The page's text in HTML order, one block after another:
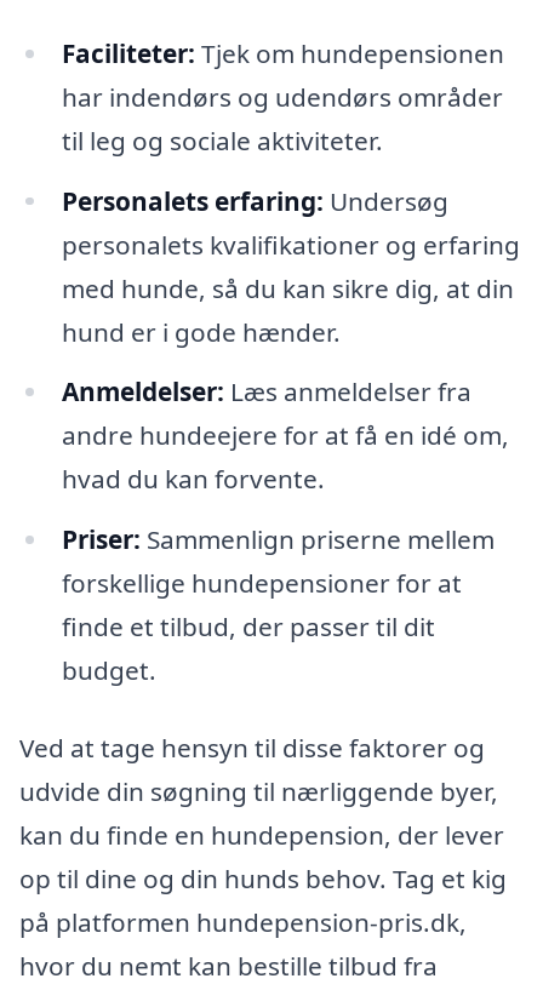
Faciliteter: Tjek om hundepensionen
har indendørs og udendørs områder
til leg og sociale aktiviteter.
Personalets erfaring: Undersøg
personalets kvalifikationer og erfaring
med hunde, så du kan sikre dig, at din
hund er i gode hænder.
Anmeldelser: Læs anmeldelser fra
andre hundeejere for at få en idé om,
hvad du kan forvente.
Priser: Sammenlign priserne mellem
forskellige hundepensioner for at
finde et tilbud, der passer til dit
budget.
Ved at tage hensyn til disse faktorer og
udvide din søgning til nærliggende byer,
kan du finde en hundepension, der lever
op til dine og din hunds behov. Tag et kig
på platformen hundepension-pris.dk,
hvor du nemt kan bestille tilbud fra